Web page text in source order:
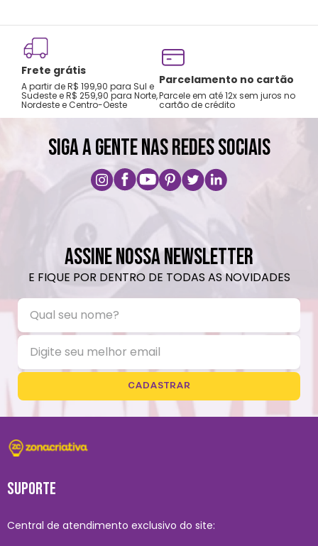
Frete grátis
A partir de R$ 199,90 para Sul e
Sudeste e R$ 259,90 para Norte,
Nordeste e Centro-Oeste
Parcelamento no cartão
Parcele em até 12x sem juros no
cartão de crédito
SIGA A GENTE NAS REDES SOCIAIS
ASSINE NOSSA NEWSLETTER
E FIQUE POR DENTRO DE TODAS AS NOVIDADES
CADASTRAR
SUPORTE
Central de atendimento exclusivo do site: